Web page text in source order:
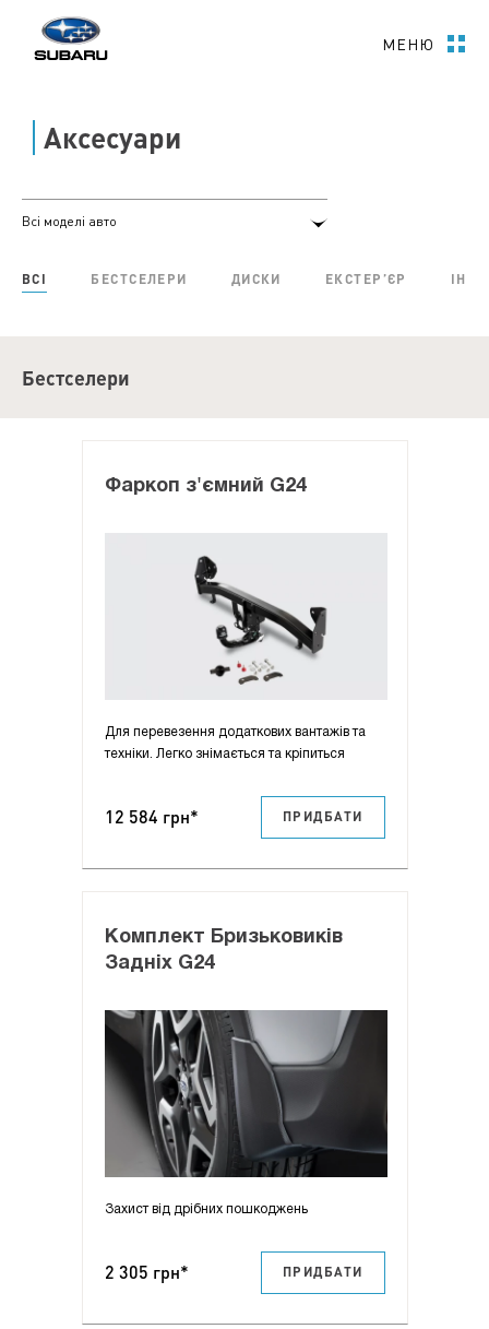
МЕНЮ
Аксесуари
Всі моделі авто
ВСІ БЕСТСЕЛЕРИ ДИСКИ ЕКСТЕР’ЄР
Бестселери
Фаркоп з'ємний G24
Для перевезення додаткових вантажів та
техніки. Легко знімається та кріпиться
12 584 грн* ПРИДБАТИ
Комплект Бризьковиків
Задніх G24
Захист від дрібних пошкоджень
2 305 грн* ПРИДБАТИ